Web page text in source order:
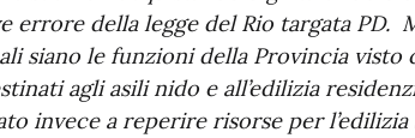
errore della legge del Rio targata PD.
siano le funzioni della Provincia
agli asili nido e all’edilizia
invece a reperire risorse per